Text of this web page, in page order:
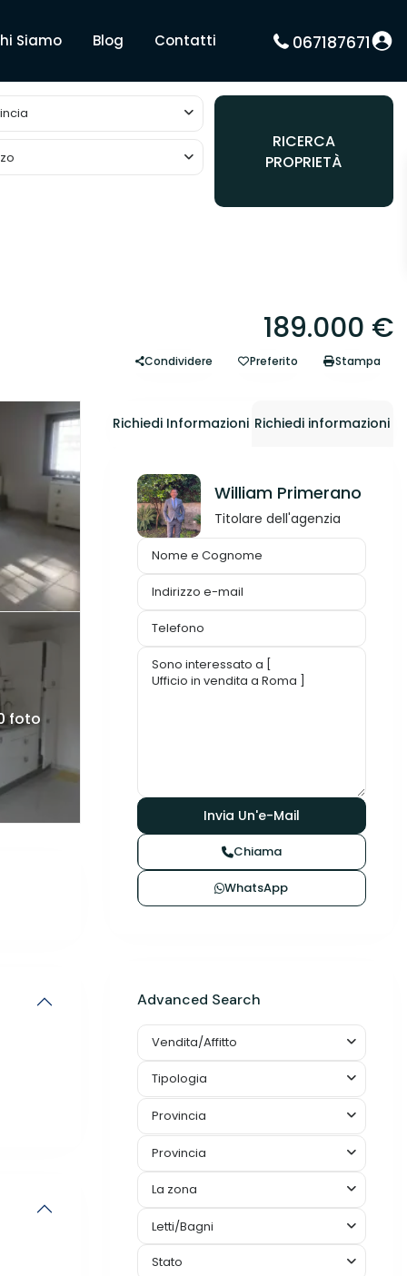
Siamo Blog Contatti 067187671
RICERCA
PROPRIETÀ
189.000 €
Condividere Preferito Stampa
foto
Richiedi Informazioni Richiedi informazioni
William Primerano
Titolare dell'agenzia
Chiama
WhatsApp
Advanced Search
Vendita/Affitto
Tipologia
Provincia
Provincia
La zona
Letti/Bagni
Stato